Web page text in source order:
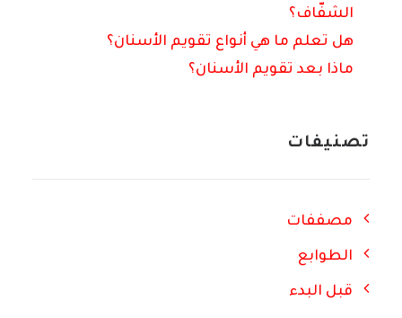
الشفّاف؟
هل تعلم ما هي أنواع تقويم الأسنان؟
ماذا بعد تقويم الأسنان؟
تصنيفات
مصففات
الطوابع
قبل البدء